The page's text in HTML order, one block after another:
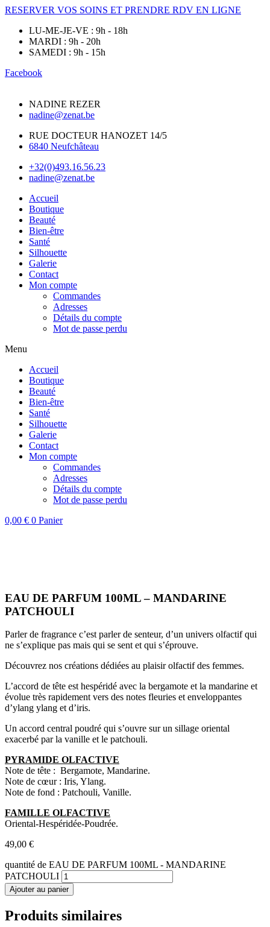
RESERVER VOS SOINS ET PRENDRE RDV EN LIGNE
LU-ME-JE-VE : 9h - 18h
MARDI : 9h - 20h
SAMEDI : 9h - 15h
Facebook
NADINE REZER
nadine@zenat.be
RUE DOCTEUR HANOZET 14/5
6840 Neufchâteau
+32(0)493.16.56.23
nadine@zenat.be
Accueil
Boutique
Beauté
Bien-être
Santé
Silhouette
Galerie
Contact
Mon compte
Commandes
Adresses
Détails du compte
Mot de passe perdu
Menu
Accueil
Boutique
Beauté
Bien-être
Santé
Silhouette
Galerie
Contact
Mon compte
Commandes
Adresses
Détails du compte
Mot de passe perdu
0,00 € 0 Panier
EAU DE PARFUM 100ML – MANDARINE
PATCHOULI
Parler de fragrance c’est parler de senteur, d’un univers olfactif qui
ne s’explique pas mais qui se sent et qui s’éprouve.
Découvrez nos créations dédiées au plaisir olfactif des femmes.
L’accord de tête est hespéridé avec la bergamote et la mandarine et
évolue très rapidement vers des notes fleuries et enveloppantes
d’ylang ylang et d’iris.
Un accord central poudré qui s’ouvre sur un sillage oriental
exacerbé par la vanille et le patchouli.
PYRAMIDE OLFACTIVE
Note de tête : Bergamote, Mandarine.
Note de cœur : Iris, Ylang.
Note de fond : Patchouli, Vanille.
FAMILLE OLFACTIVE
Oriental-Hespéridée-Poudrée.
49,00 €
quantité de EAU DE PARFUM 100ML - MANDARINE
PATCHOULI
Ajouter au panier
Produits similaires